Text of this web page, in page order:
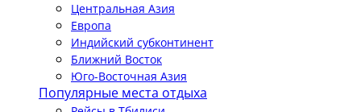
Центральная Азия
Европа
Индийский субконтинент
Ближний Восток
Юго-Восточная Азия
Популярные места отдыха